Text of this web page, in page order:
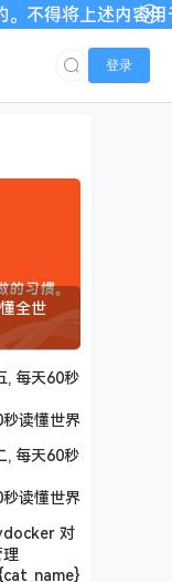
容用于商业或
登录
全世
, 每天60秒
读懂世界
, 每天60秒
读懂世界
对